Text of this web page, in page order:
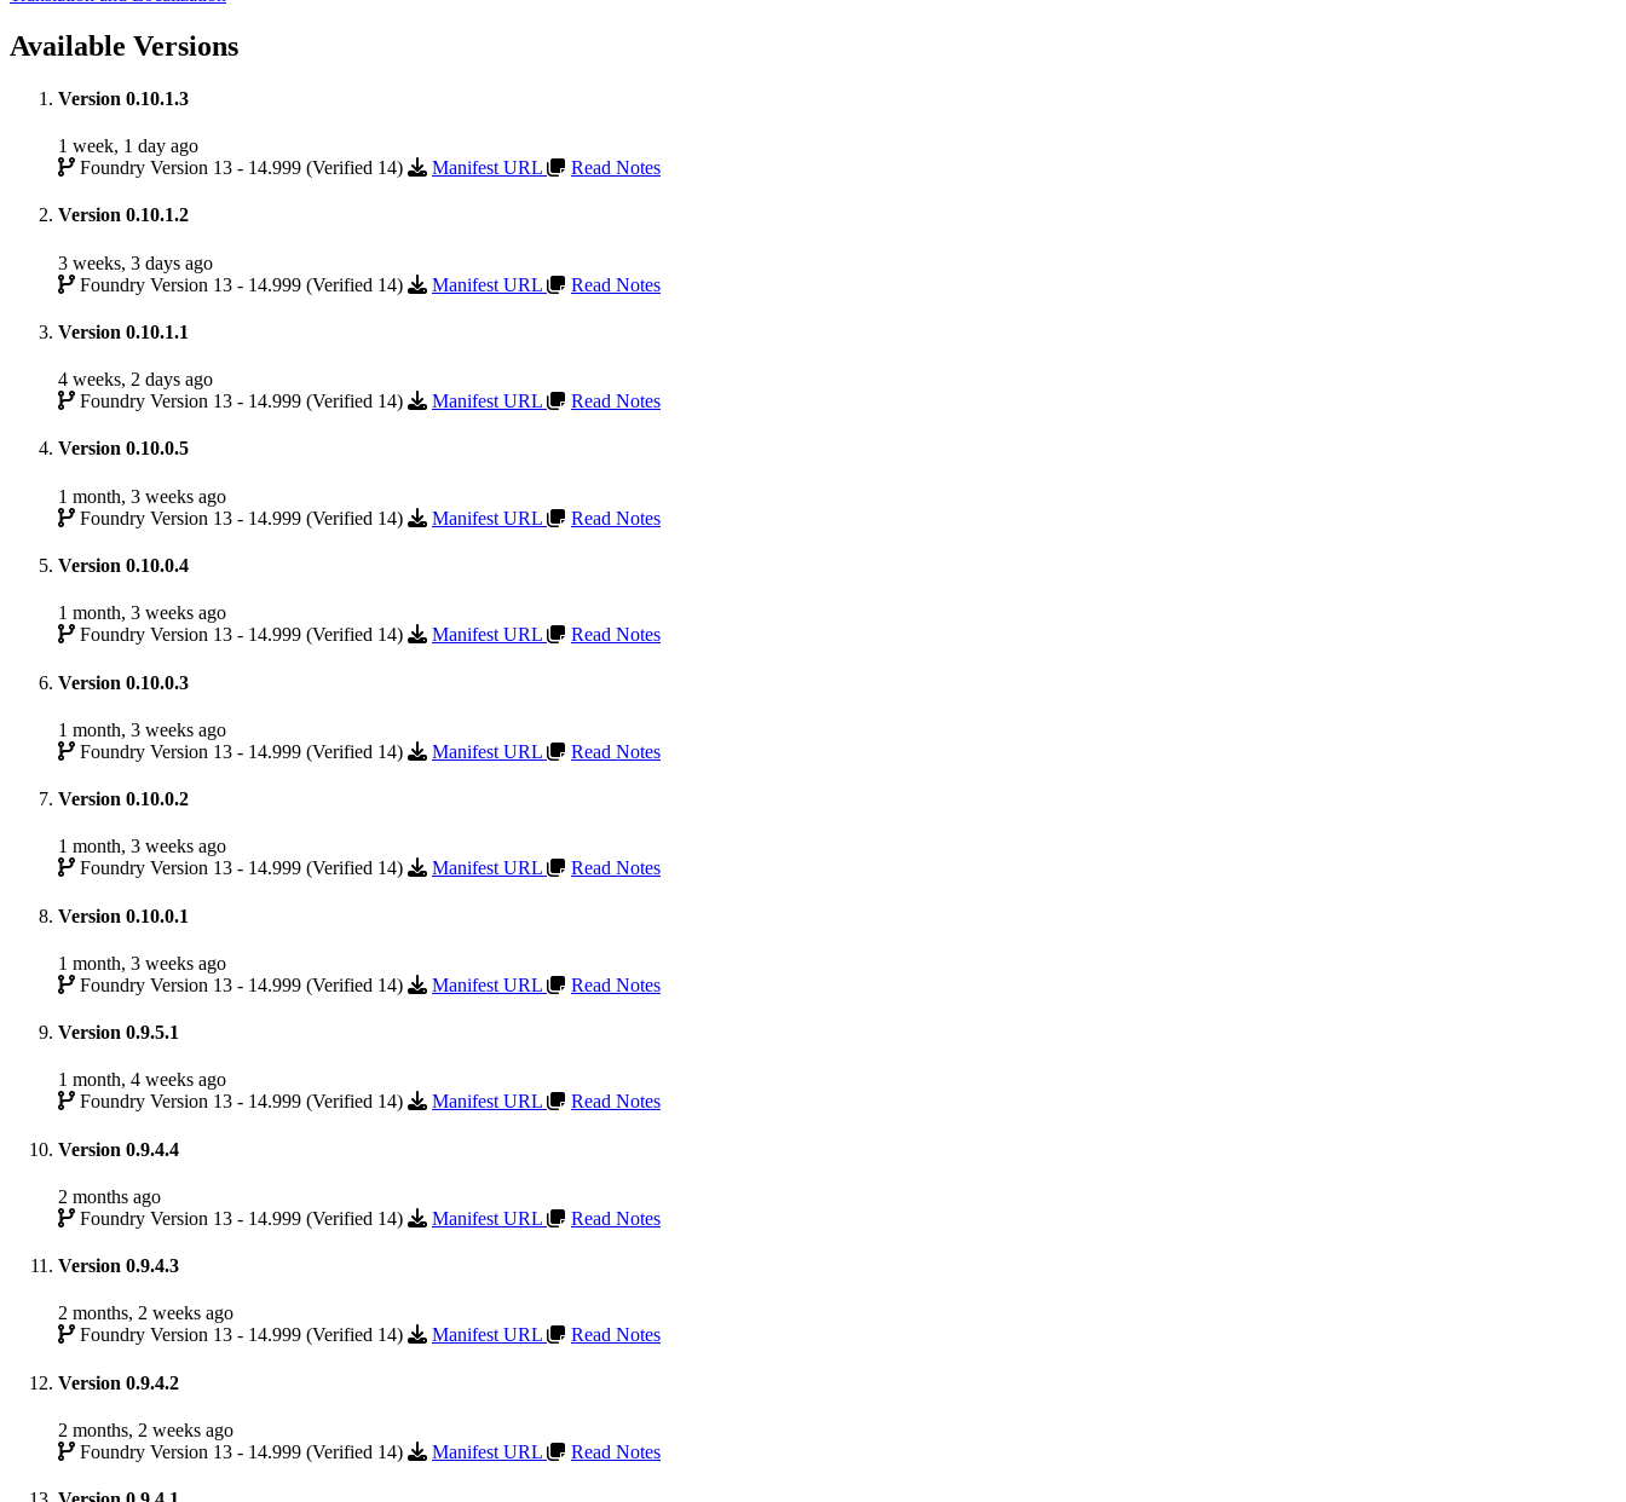
Available Versions
Version 0.10.1.3
1 week, 1 day ago
Foundry Version 13 - 14.999 (Verified 14)
Manifest URL Read Notes
Version 0.10.1.2
3 weeks, 3 days ago
Foundry Version 13 - 14.999 (Verified 14)
Manifest URL Read Notes
Version 0.10.1.1
4 weeks, 2 days ago
Foundry Version 13 - 14.999 (Verified 14)
Manifest URL Read Notes
Version 0.10.0.5
1 month, 3 weeks ago
Foundry Version 13 - 14.999 (Verified 14)
Manifest URL Read Notes
Version 0.10.0.4
1 month, 3 weeks ago
Foundry Version 13 - 14.999 (Verified 14)
Manifest URL Read Notes
Version 0.10.0.3
1 month, 3 weeks ago
Foundry Version 13 - 14.999 (Verified 14)
Manifest URL Read Notes
Version 0.10.0.2
1 month, 3 weeks ago
Foundry Version 13 - 14.999 (Verified 14)
Manifest URL Read Notes
Version 0.10.0.1
1 month, 3 weeks ago
Foundry Version 13 - 14.999 (Verified 14)
Manifest URL Read Notes
Version 0.9.5.1
1 month, 4 weeks ago
Foundry Version 13 - 14.999 (Verified 14)
Manifest URL Read Notes
Version 0.9.4.4
2 months ago
Foundry Version 13 - 14.999 (Verified 14)
Manifest URL Read Notes
Version 0.9.4.3
2 months, 2 weeks ago
Foundry Version 13 - 14.999 (Verified 14)
Manifest URL Read Notes
Version 0.9.4.2
2 months, 2 weeks ago
Foundry Version 13 - 14.999 (Verified 14)
Manifest URL Read Notes